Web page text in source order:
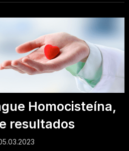
Homocisteína,
resultados